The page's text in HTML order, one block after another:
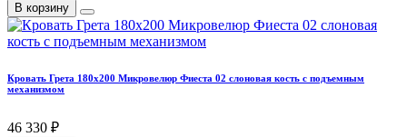
В корзину
Кровать Грета 180х200 Микровелюр Фиеста 02 слоновая кость с подъемным
механизмом
46 330 ₽